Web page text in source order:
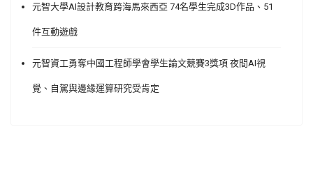
元智大學AI設計教育跨海馬來西亞 74名學生完成3D作品、51
件互動遊戲
元智資工勇奪中國工程師學會學生論文競賽3獎項 夜間AI視
覺、自駕與邊緣運算研究受肯定